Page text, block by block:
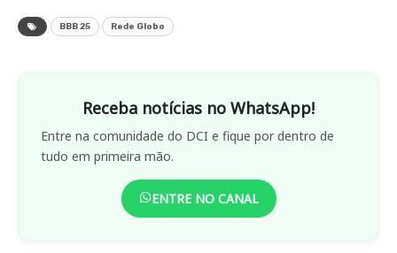
BBB 25 Rede Globo
Receba notícias no WhatsApp!
Entre na comunidade do DCI e fique por dentro de
tudo em primeira mão.
ENTRE NO CANAL